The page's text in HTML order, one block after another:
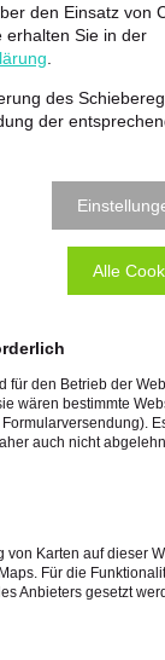
in Dresden
Generalplaner LP
Mio. EUR
den Einsatz von
erhalten Sie in der
des
der
Alle
für den Betrieb der
wären bestimmte
auch nicht
von Karten auf dieser
Für die
Anbieters gesetzt